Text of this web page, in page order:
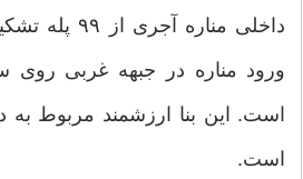
داخلی مناره
ورود مناره در جبهه غربی روی
است. این بنا ارزشمند مربوط به
است.